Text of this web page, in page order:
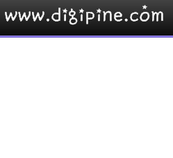
Sketchbook5, 스